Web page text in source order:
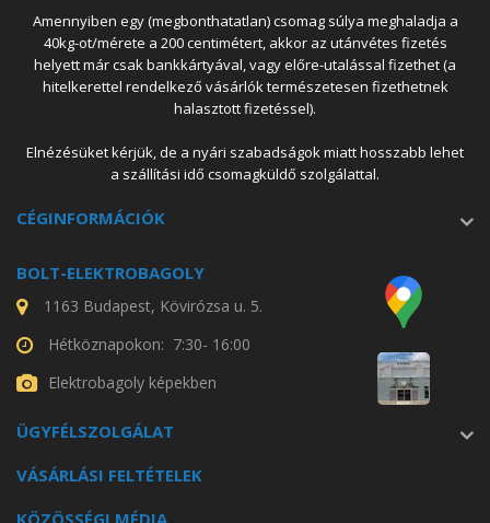
Amennyiben egy (megbonthatatlan) csomag súlya meghaladja a
40kg-ot/mérete a 200 centimétert, akkor az utánvétes fizetés
helyett már csak bankkártyával, vagy előre-utalással fizethet (a
hitelkerettel rendelkező vásárlók természetesen fizethetnek
halasztott fizetéssel).
Elnézésüket kérjük, de a nyári szabadságok miatt hosszabb lehet
a szállítási idő csomagküldő szolgálattal.
CÉGINFORMÁCIÓK
BOLT-ELEKTROBAGOLY
1163 Budapest, Kövirózsa u. 5.
Hétköznapokon: 7:30- 16:00
Elektrobagoly képekben
ÜGYFÉLSZOLGÁLAT
VÁSÁRLÁSI FELTÉTELEK